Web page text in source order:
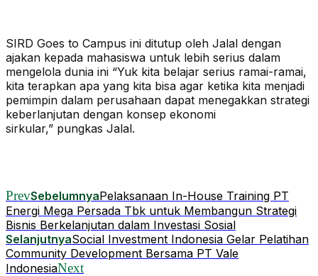
SIRD Goes to Campus ini ditutup oleh Jalal dengan
ajakan kepada mahasiswa untuk lebih serius dalam
mengelola dunia ini “Yuk kita belajar serius ramai-ramai,
kita terapkan apa yang kita bisa agar ketika kita menjadi
pemimpin dalam perusahaan dapat menegakkan strategi
keberlanjutan dengan konsep ekonomi
sirkular,” pungkas Jalal.
PrevSebelumnyaPelaksanaan In-House Training PT
Energi Mega Persada Tbk untuk Membangun Strategi
Bisnis Berkelanjutan dalam Investasi Sosial
SelanjutnyaSocial Investment Indonesia Gelar Pelatihan
Community Development Bersama PT Vale
IndonesiaNext